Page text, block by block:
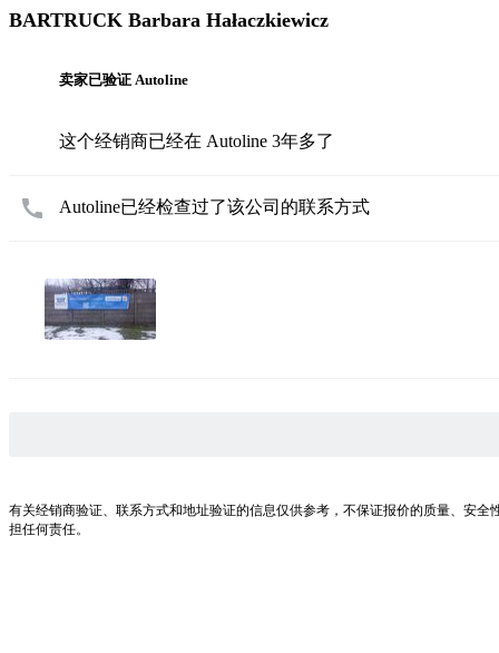
BARTRUCK Barbara Hałaczkiewicz
卖家已验证 Autoline
这个经销商已经在 Autoline 3年多了
Autoline已经检查过了该公司的联系方式
有关经销商验证、联系方式和地址验证的信息仅供参考，不保证报价的质量、安全
担任何责任。